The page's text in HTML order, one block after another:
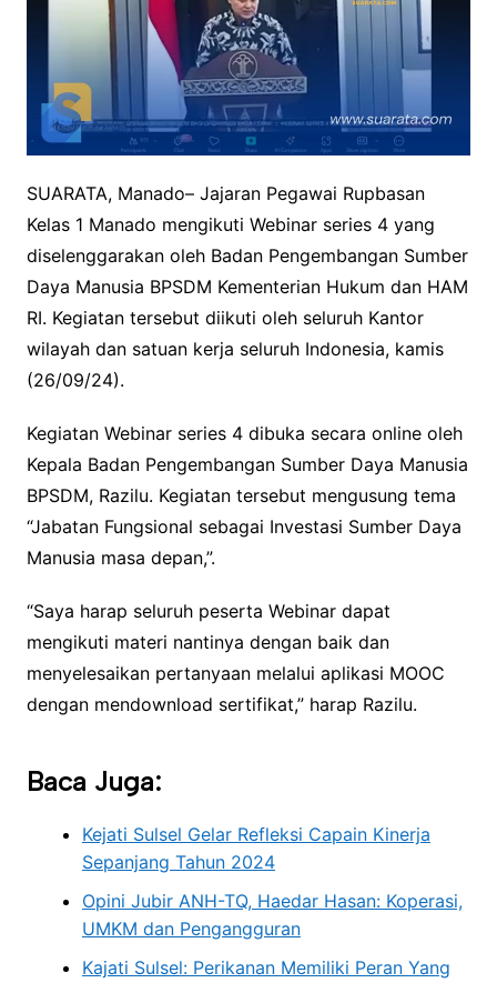
SUARATA, Manado– Jajaran Pegawai Rupbasan
Kelas 1 Manado mengikuti Webinar series 4 yang
diselenggarakan oleh Badan Pengembangan Sumber
Daya Manusia BPSDM Kementerian Hukum dan HAM
RI. Kegiatan tersebut diikuti oleh seluruh Kantor
wilayah dan satuan kerja seluruh Indonesia, kamis
(26/09/24).
Kegiatan Webinar series 4 dibuka secara online oleh
Kepala Badan Pengembangan Sumber Daya Manusia
BPSDM, Razilu. Kegiatan tersebut mengusung tema
“Jabatan Fungsional sebagai Investasi Sumber Daya
Manusia masa depan,”.
“Saya harap seluruh peserta Webinar dapat
mengikuti materi nantinya dengan baik dan
menyelesaikan pertanyaan melalui aplikasi MOOC
dengan mendownload sertifikat,” harap Razilu.
Baca Juga:
Kejati Sulsel Gelar Refleksi Capain Kinerja
Sepanjang Tahun 2024
Opini Jubir ANH-TQ, Haedar Hasan: Koperasi,
UMKM dan Pengangguran
Kajati Sulsel: Perikanan Memiliki Peran Yang